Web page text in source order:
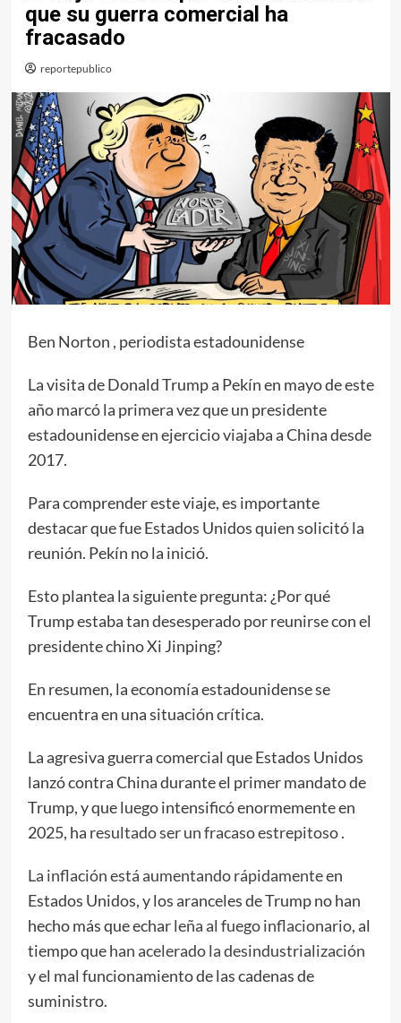
que su guerra comercial ha
fracasado
reportepublico
Ben Norton , periodista estadounidense
La visita de Donald Trump a Pekín en mayo de este
año marcó la primera vez que un presidente
estadounidense en ejercicio viajaba a China desde
2017.
Para comprender este viaje, es importante
destacar que fue Estados Unidos quien solicitó la
reunión. Pekín no la inició.
Esto plantea la siguiente pregunta: ¿Por qué
Trump estaba tan desesperado por reunirse con el
presidente chino Xi Jinping?
En resumen, la economía estadounidense se
encuentra en una situación crítica.
La agresiva guerra comercial que Estados Unidos
lanzó contra China durante el primer mandato de
Trump, y que luego intensificó enormemente en
2025, ha resultado ser un fracaso estrepitoso.
La inflación está aumentando rápidamenteen
Estados Unidos, y los aranceles de Trump no han
hecho más que echarleña al fuego inflacionario, al
tiempo quehan acelerado la desindustrialización
y el mal funcionamiento de las cadenas de
suministro.